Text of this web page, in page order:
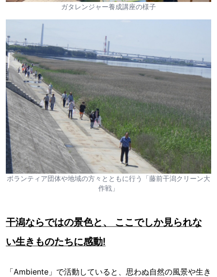
ガタレンジャー養成講座の様子
ボランティア団体や地域の方々とともに行う「藤前干潟クリーン大
作戦」
干潟ならではの景色と、 ここでしか見られな
い生きものたちに感動!
「Ambiente」で活動していると、思わぬ自然の風景や生き